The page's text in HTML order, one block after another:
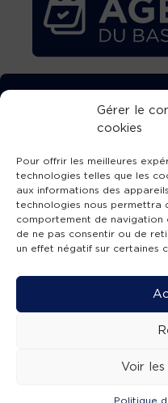
Gérer le
cookies
Pour offrir les meilleures
technologies telles que les
aux informations des
technologies nous permettra
comportement de navigation
de ne pas consentir ou de
un effet négatif sur certaines
Voir
Politique
Mentions légales -